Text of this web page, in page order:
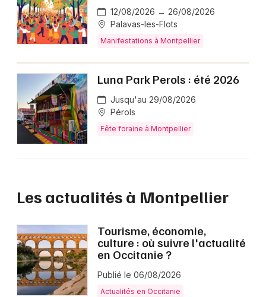
12/08/2026 → 26/08/2026
Palavas-les-Flots
Manifestations à Montpellier
Luna Park Perols : été 2026
Jusqu'au 29/08/2026
Pérols
Fête foraine à Montpellier
Les actualités à Montpellier
Tourisme, économie,
culture : où suivre l'actualité
en Occitanie ?
Publié le 06/08/2026
Actualités en Occitanie